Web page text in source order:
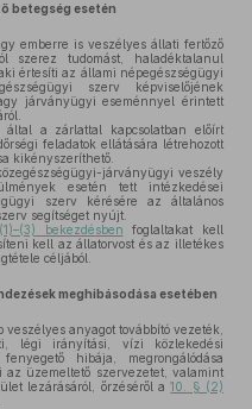
betegség esetén
emberre is veszélyes állati fertőző
szerez tudomást, haladéktalanul
értesíti az állami népegészségügyi
szerv képviselőjének
járványügyi eseménnyel érintett
a zárlattal kapcsolatban előírt
feladatok ellátására létrehozott
kikényszeríthető.
járványügyi veszély
esetén tett intézkedései
szerv kérésére az általános
segítséget nyújt.
(1)–(3) bekezdésben foglaltakat kell
kell az állatorvost és az illetékes
céljából.
meghibásodása esetében
anyagot továbbító vezeték,
légi irányítási, vízi közlekedési
hibája, megrongálódása
üzemeltető szervezetet, valamint
lezárásáról, őrzéséről a10. § (2)